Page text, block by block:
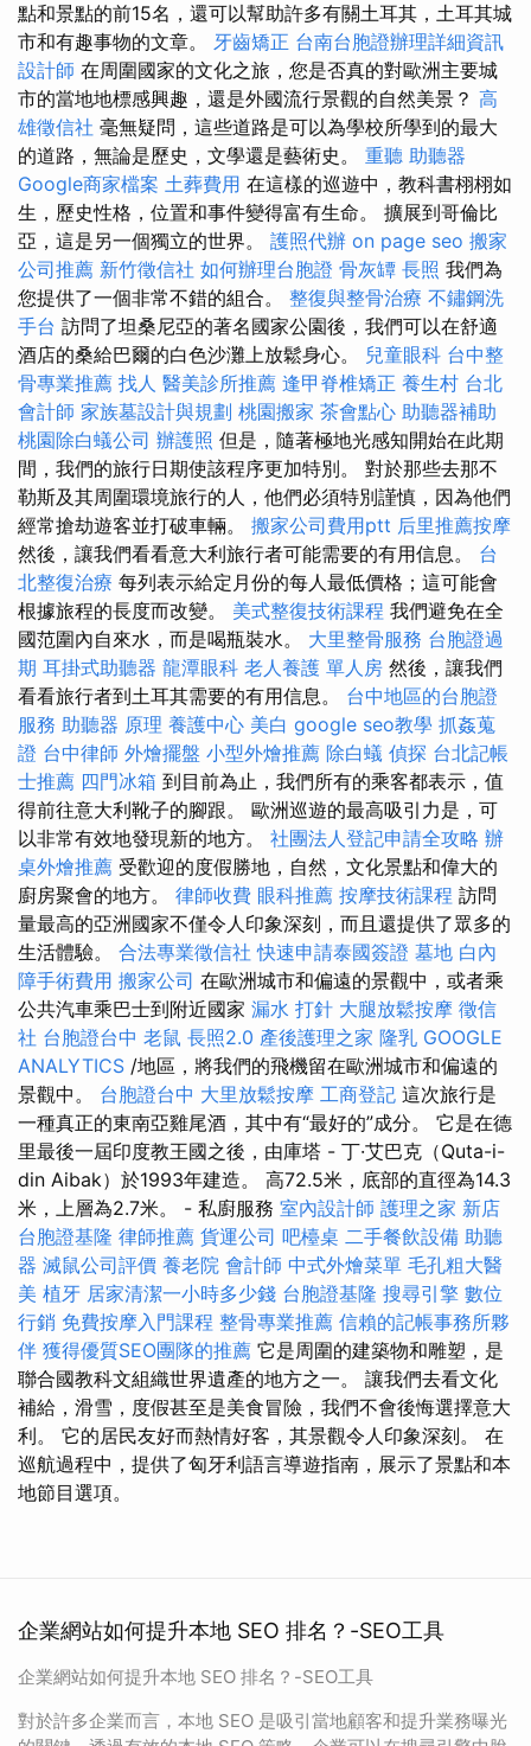
點和景點的前15名，還可以幫助許多有關土耳其，土耳其城
市和有趣事物的文章。 牙齒矯正 台南台胞證辦理詳細資訊
設計師 在周圍國家的文化之旅，您是否真的對歐洲主要城
市的當地地標感興趣，還是外國流行景觀的自然美景？ 高
雄徵信社 毫無疑問，這些道路是可以為學校所學到的最大
的道路，無論是歷史，文學還是藝術史。 重聽 助聽器
Google商家檔案 土葬費用 在這樣的巡遊中，教科書栩栩如
生，歷史性格，位置和事件變得富有生命。 擴展到哥倫比
亞，這是另一個獨立的世界。 護照代辦 on page seo 搬家
公司推薦 新竹徵信社 如何辦理台胞證 骨灰罈 長照 我們為
您提供了一個非常不錯的組合。 整復與整骨治療 不鏽鋼洗
手台 訪問了坦桑尼亞的著名國家公園後，我們可以在舒適
酒店的桑給巴爾的白色沙灘上放鬆身心。 兒童眼科 台中整
骨專業推薦 找人 醫美診所推薦 逢甲脊椎矯正 養生村 台北
會計師 家族墓設計與規劃 桃園搬家 茶會點心 助聽器補助
桃園除白蟻公司 辦護照 但是，隨著極地光感知開始在此期
間，我們的旅行日期使該程序更加特別。 對於那些去那不
勒斯及其周圍環境旅行的人，他們必須特別謹慎，因為他們
經常搶劫遊客並打破車輛。 搬家公司費用ptt 后里推薦按摩
然後，讓我們看看意大利旅行者可能需要的有用信息。 台
北整復治療 每列表示給定月份的每人最低價格；這可能會
根據旅程的長度而改變。 美式整復技術課程 我們避免在全
國范圍內自來水，而是喝瓶裝水。 大里整骨服務 台胞證過
期 耳掛式助聽器 龍潭眼科 老人養護 單人房 然後，讓我們
看看旅行者到土耳其需要的有用信息。 台中地區的台胞證
服務 助聽器 原理 養護中心 美白 google seo教學 抓姦蒐
證 台中律師 外燴擺盤 小型外燴推薦 除白蟻 偵探 台北記帳
士推薦 四門冰箱 到目前為止，我們所有的乘客都表示，值
得前往意大利靴子的腳跟。 歐洲巡遊的最高吸引力是，可
以非常有效地發現新的地方。 社團法人登記申請全攻略 辦
桌外燴推薦 受歡迎的度假勝地，自然，文化景點和偉大的
廚房聚會的地方。 律師收費 眼科推薦 按摩技術課程 訪問
量最高的亞洲國家不僅令人印象深刻，而且還提供了眾多的
生活體驗。 合法專業徵信社 快速申請泰國簽證 墓地 白內
障手術費用 搬家公司 在歐洲城市和偏遠的景觀中，或者乘
公共汽車乘巴士到附近國家 漏水 打針 大腿放鬆按摩 徵信
社 台胞證台中 老鼠 長照2.0 產後護理之家 隆乳 GOOGLE
ANALYTICS /地區，將我們的飛機留在歐洲城市和偏遠的
景觀中。 台胞證台中 大里放鬆按摩 工商登記 這次旅行是
一種真正的東南亞雞尾酒，其中有“最好的”成分。 它是在德
里最後一屆印度教王國之後，由庫塔 - 丁·艾巴克（Quta-i-
din Aibak）於1993年建造。 高72.5米，底部的直徑為14.3
米，上層為2.7米。 - 私廚服務 室內設計師 護理之家 新店
台胞證基隆 律師推薦 貨運公司 吧檯桌 二手餐飲設備 助聽
器 滅鼠公司評價 養老院 會計師 中式外燴菜單 毛孔粗大醫
美 植牙 居家清潔一小時多少錢 台胞證基隆 搜尋引擎 數位
行銷 免費按摩入門課程 整骨專業推薦 信賴的記帳事務所夥
伴 獲得優質SEO團隊的推薦 它是周圍的建築物和雕塑，是
聯合國教科文組織世界遺產的地方之一。 讓我們去看文化
補給，滑雪，度假甚至是美食冒險，我們不會後悔選擇意大
利。 它的居民友好而熱情好客，其景觀令人印象深刻。 在
巡航過程中，提供了匈牙利語言導遊指南，展示了景點和本
地節目選項。
企業網站如何提升本地 SEO 排名？-SEO工具
企業網站如何提升本地 SEO 排名？-SEO工具
對於許多企業而言，本地 SEO 是吸引當地顧客和提升業務曝光